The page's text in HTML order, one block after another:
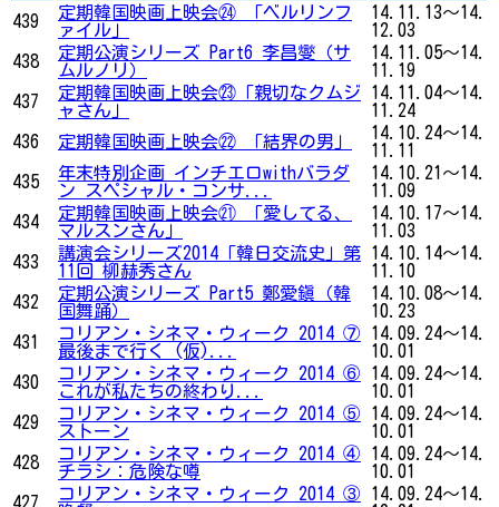
439
定期韓国映画上映会㉔ 「ベルリンフ
ァイル」
14.11.13～14.
12.03
438
定期公演シリーズ Part6 李昌燮（サ
ムルノリ）
14.11.05～14.
11.19
437
定期韓国映画上映会㉓「親切なクムジ
ャさん」
14.11.04～14.
11.24
436
定期韓国映画上映会㉒ 「結界の男」
14.10.24～14.
11.11
435
年末特別企画 インチエロwithバラダ
ン スペシャル・コンサ...
14.10.21～14.
11.09
434
定期韓国映画上映会㉑ 「愛してる、
マルスンさん」
14.10.17～14.
11.03
433
講演会シリーズ2014「韓日交流史」第
11回 柳赫秀さん
14.10.14～14.
11.10
432
定期公演シリーズ Part5 鄭愛鎭（韓
国舞踊）
14.10.08～14.
10.23
431
コリアン・シネマ・ウィーク 2014 ⑦
最後まで行く (仮)...
14.09.24～14.
10.01
430
コリアン・シネマ・ウィーク 2014 ⑥
これが私たちの終わり...
14.09.24～14.
10.01
429
コリアン・シネマ・ウィーク 2014 ⑤
ストーン
14.09.24～14.
10.01
428
コリアン・シネマ・ウィーク 2014 ④
チラシ：危険な噂
14.09.24～14.
10.01
427
コリアン・シネマ・ウィーク 2014 ③
14.09.24～14.